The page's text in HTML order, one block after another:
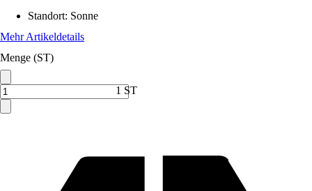
Standort: Sonne
Mehr Artikeldetails
Menge (ST)
1 ST